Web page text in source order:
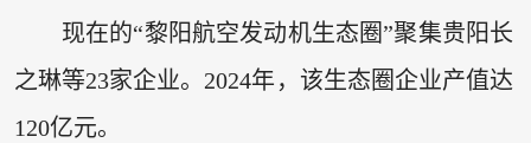
现在的“黎阳航空发动机生态圈”聚集贵阳长
之琳等23家企业。2024年，该生态圈企业产值达
120亿元。